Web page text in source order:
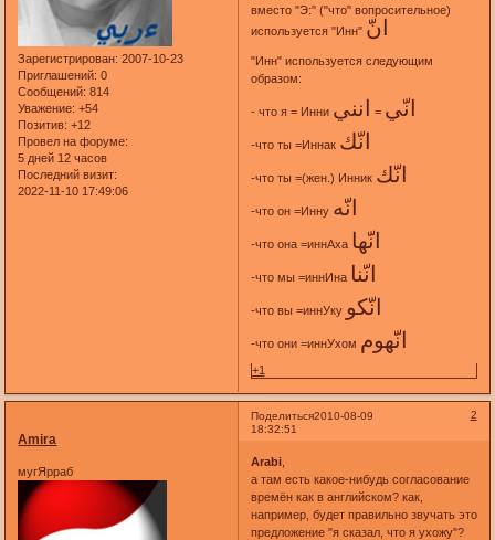
Зарегистрирован: 2007-10-23
Приглашений: 0
Сообщений: 814
Уважение: +54
Позитив: +12
Провел на форуме:
5 дней 12 часов
Последний визит:
2022-11-10 17:49:06
вместо "Э:" ("что" вопросительное)
используется "Инн" انّ
"Инн" используется следующим
образом:
- что я = Инни انّي = انني
-что ты =Иннак انّك
-что ты =(жен.) Инник انّك
-что он =Инну انّه
-что она =иннАха انّها
-что мы =иннИна انّنا
-что вы =иннУку انّكو
-что они =иннУхом انّهوم
+1
Поделиться 2
2010-08-09
18:32:51
Amira
мугЯрраб
Arabi,
а там есть какое-нибудь согласование
времён как в английском? как,
например, будет правильно звучать это
предложение "я сказал, что я ухожу"?